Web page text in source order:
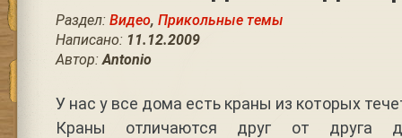
Раздел: Видео, Прикольные темы
Написано: 11.12.2009
Автор:Antonio
У нас у все дома есть краны из которых
Краны отличаются друг от друга